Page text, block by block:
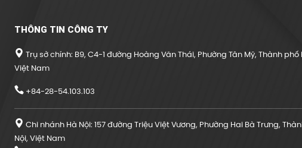
THÔNG TIN CÔNG TY
Trụ sở chính: B9, C4-1 đường Hoàng Văn Thái, Phường Tân Mỹ, Thành phố
Việt Nam
+84-28-54.103.103
Chi nhánh Hà Nội: 157 đường Triệu Việt Vương, Phường Hai Bà Trưng,
Nội, Việt Nam